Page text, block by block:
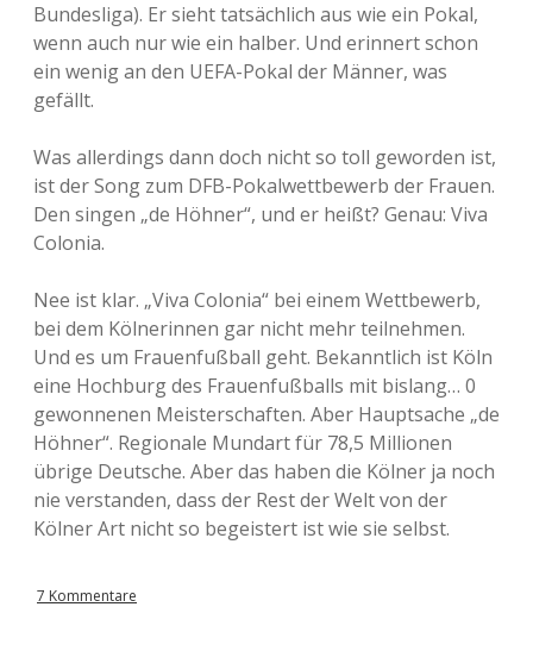
Bundesliga). Er sieht tatsächlich aus wie ein Pokal,
wenn auch nur wie ein halber. Und erinnert schon
ein wenig an den UEFA-Pokal der Männer, was
gefällt.
Was allerdings dann doch nicht so toll geworden ist,
ist der Song zum DFB-Pokalwettbewerb der Frauen.
Den singen „de Höhner“, und er heißt? Genau: Viva
Colonia.
Nee ist klar. „Viva Colonia“ bei einem Wettbewerb,
bei dem Kölnerinnen gar nicht mehr teilnehmen.
Und es um Frauenfußball geht. Bekanntlich ist Köln
eine Hochburg des Frauenfußballs mit bislang… 0
gewonnenen Meisterschaften. Aber Hauptsache „de
Höhner“. Regionale Mundart für 78,5 Millionen
übrige Deutsche. Aber das haben die Kölner ja noch
nie verstanden, dass der Rest der Welt von der
Kölner Art nicht so begeistert ist wie sie selbst.
7 Kommentare